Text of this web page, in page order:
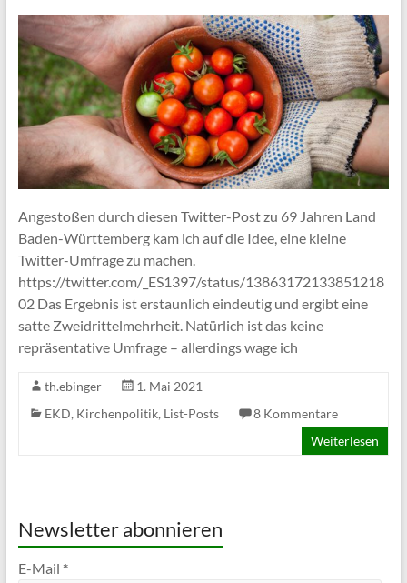
Angestoßen durch diesen Twitter-Post zu 69 Jahren Land
Baden-Württemberg kam ich auf die Idee, eine kleine
Twitter-Umfrage zu machen.
https://twitter.com/_ES1397/status/13863172133851218
02 Das Ergebnis ist erstaunlich eindeutig und ergibt eine
satte Zweidrittelmehrheit. Natürlich ist das keine
repräsentative Umfrage – allerdings wage ich
th.ebinger
1. Mai 2021
EKD, Kirchenpolitik, List-Posts
8 Kommentare
Weiterlesen
Newsletter abonnieren
E-Mail *